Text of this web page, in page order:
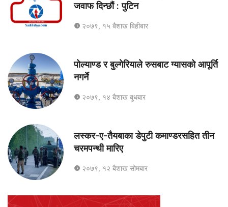
जवाफ दिन्छौं : पुटिन
२०७९, १५ बैशाख बिहीबार
पोल्याण्ड र बुल्गेरियाले रुसबाट ग्यासको आपूर्ति
नगर्ने
२०७९, १४ बैशाख बुधबार
लस्कर-ए-तैयबाका डेपुटी कमाण्डरसहित तीन
चरमपन्थी मारिए
२०७९, १२ बैशाख सोमबार